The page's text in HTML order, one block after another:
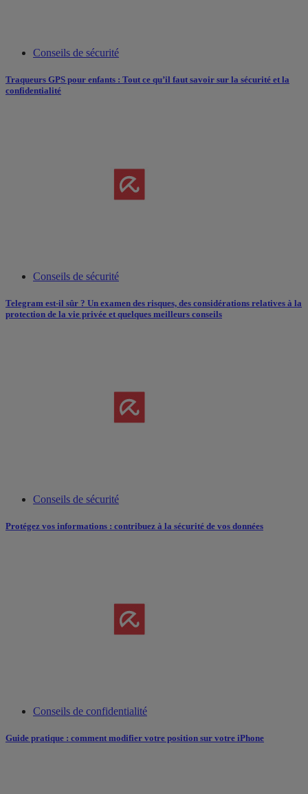
Conseils de sécurité
Traqueurs GPS pour enfants : Tout ce qu’il faut savoir sur la sécurité et la
confidentialité
Conseils de sécurité
Telegram est-il sûr ? Un examen des risques, des considérations relatives à la
protection de la vie privée et quelques meilleurs conseils
Conseils de sécurité
Protégez vos informations : contribuez à la sécurité de vos données
Conseils de confidentialité
Guide pratique : comment modifier votre position sur votre iPhone